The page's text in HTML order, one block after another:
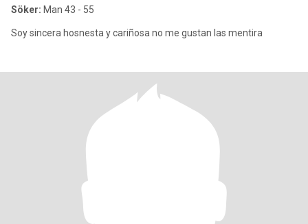
Söker: Man 43 - 55
Soy sincera hosnesta y cariñosa no me gustan las mentira